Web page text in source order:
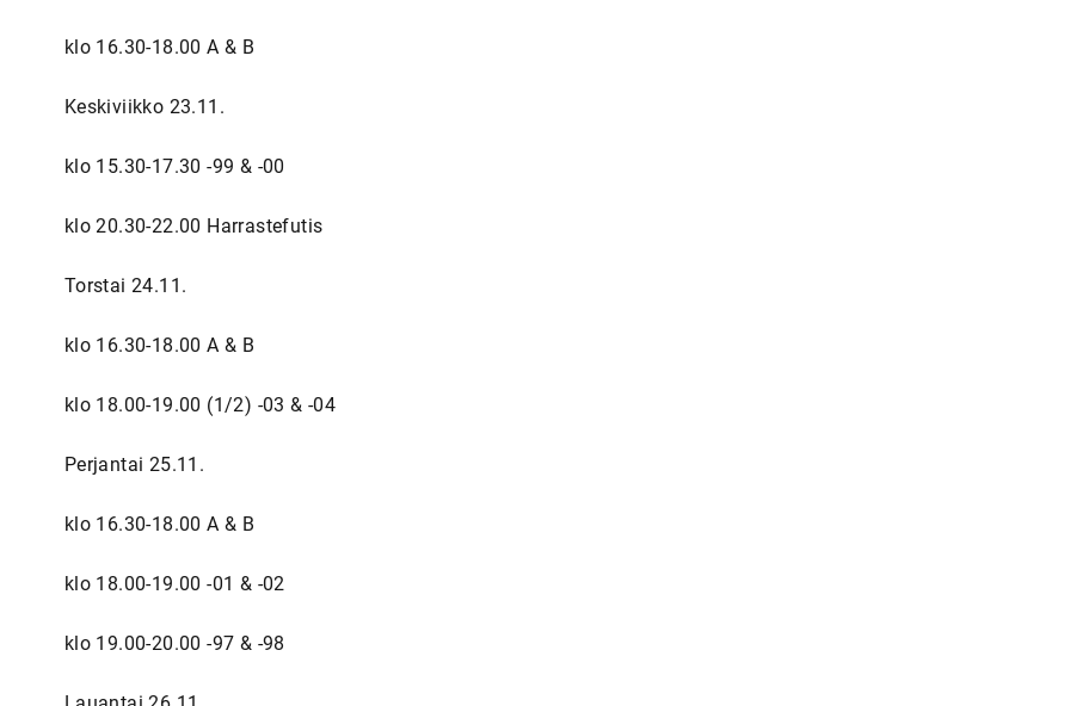
klo 16.30-18.00 A & B
Keskiviikko 23.11.
klo 15.30-17.30 -99 & -00
klo 20.30-22.00 Harrastefutis
Torstai 24.11.
klo 16.30-18.00 A & B
klo 18.00-19.00 (1/2) -03 & -04
Perjantai 25.11.
klo 16.30-18.00 A & B
klo 18.00-19.00 -01 & -02
klo 19.00-20.00 -97 & -98